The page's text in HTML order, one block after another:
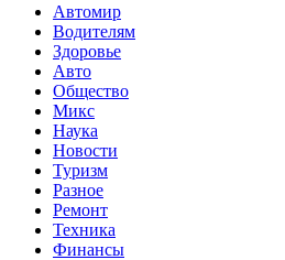
Автомир
Водителям
Здоровье
Авто
Общество
Микс
Наука
Новости
Туризм
Разное
Ремонт
Техника
Финансы